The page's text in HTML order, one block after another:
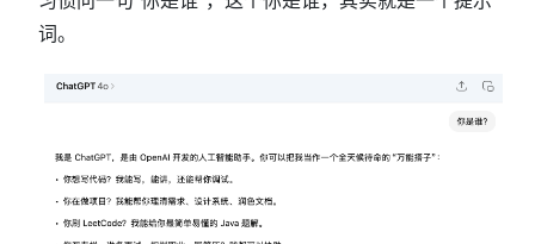
词。